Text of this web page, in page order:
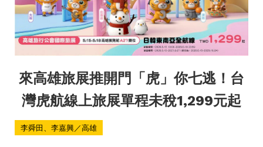
來高雄旅展推開門「虎」你七逃！台
灣虎航線上旅展單程未稅1,299元起
李舜田、李嘉興／高雄